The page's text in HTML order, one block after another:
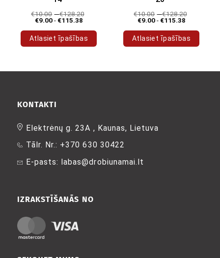
€10.00 -€128.20
€9.00-€115.38
Atlasiet īpašības
ir
izvēlēties
produkta
lapā
€10.00 -€128.20
€9.00-€115.38
Atlasiet īpašības
ir
IZRAKSTĪŠANĀS NO
KONTAKTI
Elektrėnų g. 23A , Kaunas, Lietuva
Tālr. Nr.: +370 630 30422
E-pasts: labas@drobiunamai.lt